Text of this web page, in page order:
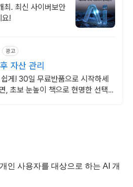
. 최신 사이버보안
!
광고
자산 관리
게! 30일 무료반품으로 시작하세
, 초보 눈높이 책으로 현명한 선택을
인 사용자를 대상으로 하는 AI 개